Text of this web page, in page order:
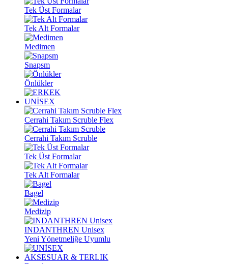
Tek Üst Formalar
Tek Alt Formalar
Medimen
Snapsm
Önlükler
UNİSEX
Cerrahi Takım Scruble Flex
Cerrahi Takım Scruble
Tek Üst Formalar
Tek Alt Formalar
Bagel
Medizip
INDANTHREN Unisex
Yeni Yönetmeliğe Uyumlu
AKSESUAR & TERLIK